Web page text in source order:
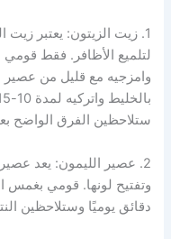
1. زيت الزيتون: يعتبر
لتلميع الأظافر. فقط
وامزجيه مع قليل من عصير
ستلاحظين الفرق الواضح
2. عصير الليمون: يعد عصير
دقائق يوميًا وستلاحظين